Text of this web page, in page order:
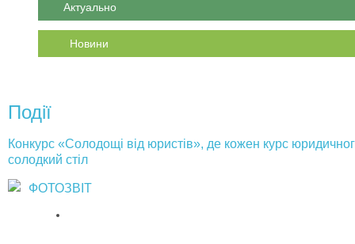
Актуально
Новини
Події
Конкурс «Солодощі від юристів», де кожен курс
солодкий стіл
ФОТОЗВІТ